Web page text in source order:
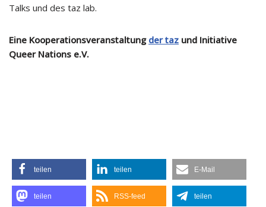
Talks und des taz lab.
Eine Kooperationsveranstaltung der taz und Initiative
Queer Nations e.V.
teilen teilen E-Mail
teilen RSS-feed teilen